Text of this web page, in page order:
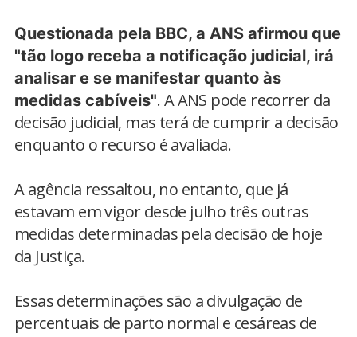
Questionada pela BBC, a ANS afirmou que
"tão logo receba a notificação judicial, irá
analisar e se manifestar quanto às
medidas cabíveis". A ANS pode recorrer da
decisão judicial, mas terá de cumprir a decisão
enquanto o recurso é avaliada.
A agência ressaltou, no entanto, que já
estavam em vigor desde julho três outras
medidas determinadas pela decisão de hoje
da Justiça.
Essas determinações são a divulgação de
percentuais de parto normal e cesáreas de